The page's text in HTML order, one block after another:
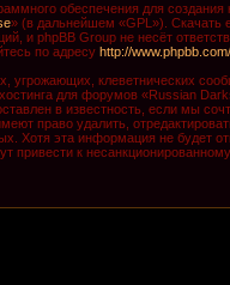
обеспечения для
» (в дальнейшем «GPL»). Скачать
и phpBB Group не несёт
по адресу http://www.phpbb.com/
угрожающих, клеветнических
для форумов «Russian
в известность, если мы
право удалить,
Хотя эта информация не будет
привести к